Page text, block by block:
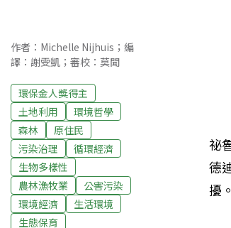
作者：Michelle Nijhuis；編
譯：謝雯凱；審校：莫聞
環保金人獎得主
土地利用
環境哲學
森林
原住民
污染治理
循環經濟
生物多樣性
農林漁牧業
公害污染
環境經濟
生活環境
生態保育
祕
德
擾